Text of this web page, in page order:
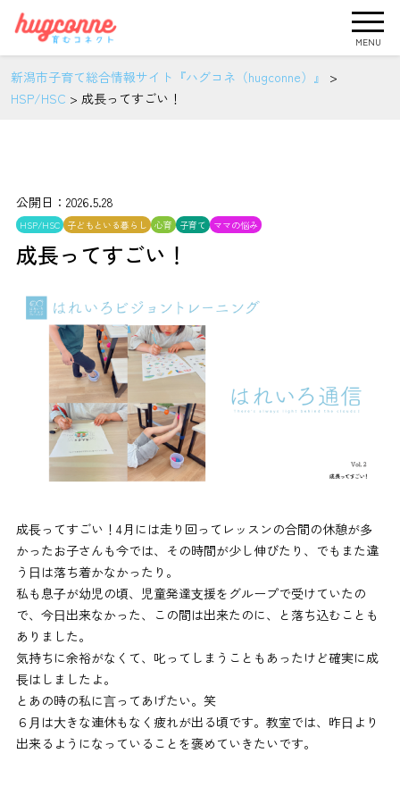
MENU
新潟市子育て総合情報サイト『ハグコネ（hugconne）』
>
HSP/HSC > 成長ってすごい！
公開日：2026.5.28
HSP/HSC 子どもといる暮らし 心育 子育て ママの悩み
成長ってすごい！
成⻑ってすごい！4月には走り回ってレッスンの合間の休憩が多
かったお子さんも今では、その時間が少し伸びたり、でもまた違
う⽇は落ち着かなかったり。
私も息⼦が幼児の頃、児童発達⽀援をグループで受けていたの
で、今⽇出来なかった、この間は出来たのに、と落ち込むことも
ありました。
気持ちに余裕がなくて、叱ってしまうこともあったけど確実に成
⻑はしましたよ。
とあの時の私に⾔ってあげたい。笑
６⽉は⼤きな連休もなく疲れが出る頃です。教室では、昨⽇より
出来るようになっていることを褒めていきたいです。